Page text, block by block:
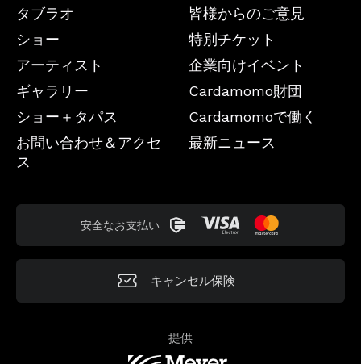
タブラオ
ショー
アーティスト
ギャラリー
ショー＋タパス
お問い合わせ＆アクセ
ス
皆様からのご意見
特別チケット
企業向けイベント
Cardamomo財団
Cardamomoで働く
最新ニュース
安全なお支払い
キャンセル保険
提供